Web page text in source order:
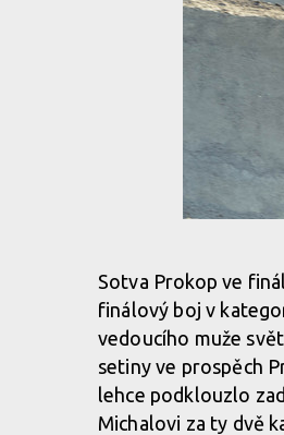
Sotva Prokop ve
finálový boj v
vedoucího muže
setiny ve prospěch
lehce podklouzlo
Michalovi za ty dvě